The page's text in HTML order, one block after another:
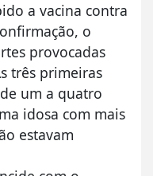
a vacina contra
o
provocadas
três primeiras
um a quatro
idosa com mais
estavam